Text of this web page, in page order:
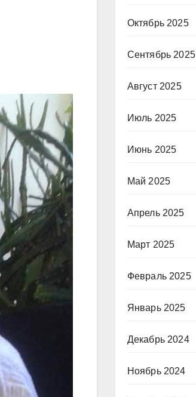
Октябрь 2025
Сентябрь 2025
Август 2025
Июль 2025
Июнь 2025
Май 2025
Апрель 2025
Март 2025
Февраль 2025
Январь 2025
Декабрь 2024
Ноябрь 2024